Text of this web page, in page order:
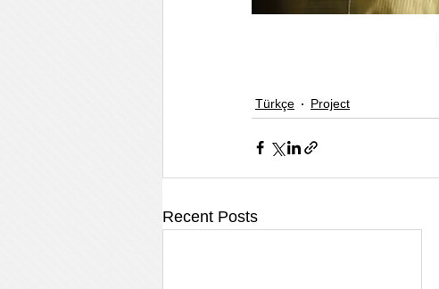
Türkçe Project
Recent Posts